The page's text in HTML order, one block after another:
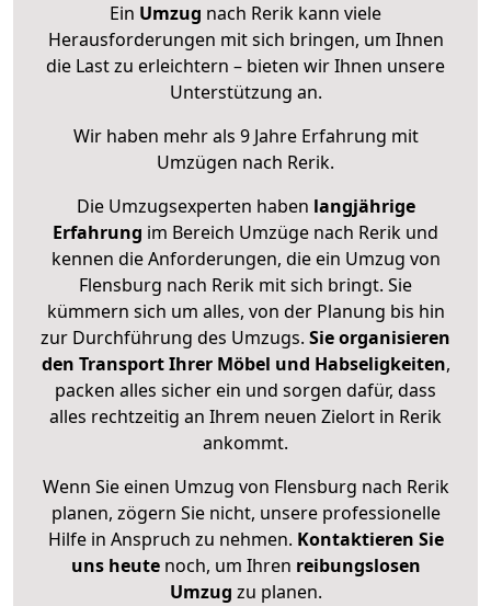
Ein Umzug nach Rerik kann viele
Herausforderungen mit sich bringen, um Ihnen
die Last zu erleichtern – bieten wir Ihnen unsere
Unterstützung an.
Wir haben mehr als 9 Jahre Erfahrung mit
Umzügen nach Rerik.
Die Umzugsexperten haben langjährige
Erfahrung im Bereich Umzüge nach Rerik und
kennen die Anforderungen, die ein Umzug von
Flensburg nach Rerik mit sich bringt. Sie
kümmern sich um alles, von der Planung bis hin
zur Durchführung des Umzugs. Sie organisieren
den Transport Ihrer Möbel und Habseligkeiten,
packen alles sicher ein und sorgen dafür, dass
alles rechtzeitig an Ihrem neuen Zielort in Rerik
ankommt.
Wenn Sie einen Umzug von Flensburg nach Rerik
planen, zögern Sie nicht, unsere professionelle
Hilfe in Anspruch zu nehmen. Kontaktieren Sie
uns heutenoch, um Ihren reibungslosen
Umzug zu planen.